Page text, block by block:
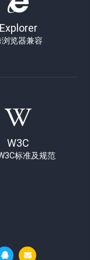
Explorer
浏览器兼容
W3C
标准及规范